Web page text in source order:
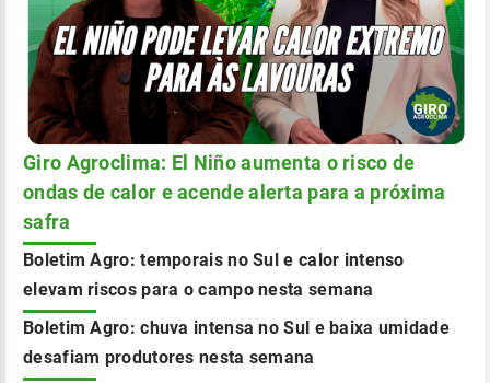
Giro Agroclima: El Niño aumenta o risco de
ondas de calor e acende alerta para a próxima
safra
Boletim Agro: temporais no Sul e calor intenso
elevam riscos para o campo nesta semana
Boletim Agro: chuva intensa no Sul e baixa umidade
desafiam produtores nesta semana